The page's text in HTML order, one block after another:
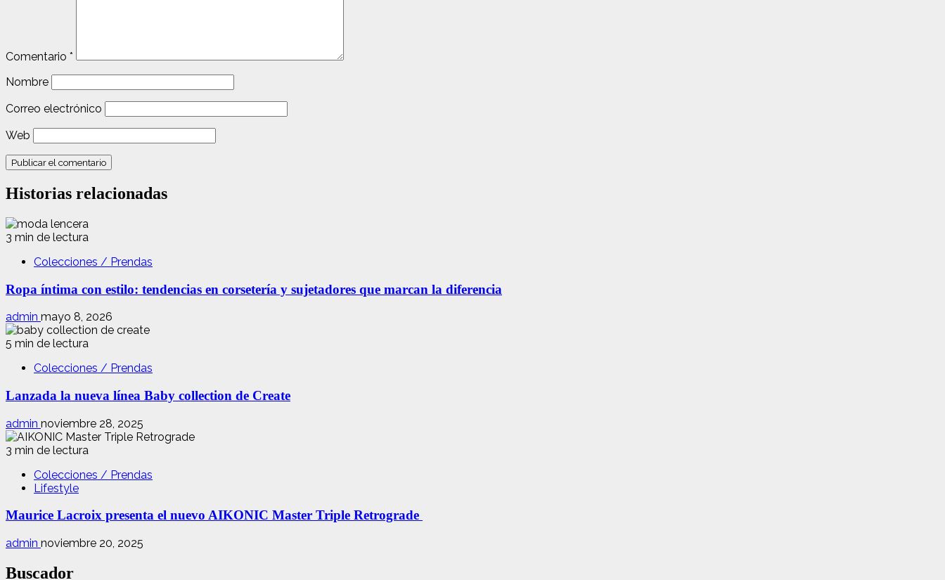
Comentario *
Nombre
Correo electrónico
Web
Historias relacionadas
3 min de lectura
Colecciones / Prendas
Ropa íntima con estilo: tendencias en corsetería y sujetadores que marcan la diferencia
admin mayo 8, 2026
5 min de lectura
Colecciones / Prendas
Lanzada la nueva línea Baby collection de Create
admin noviembre 28, 2025
3 min de lectura
Colecciones / Prendas
Lifestyle
Maurice Lacroix presenta el nuevo AIKONIC Master Triple Retrograde
admin noviembre 20, 2025
Buscador